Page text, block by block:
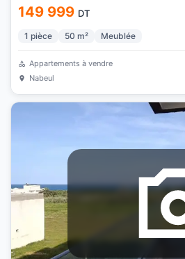
149 999 DT
1 pièce 50 m² Meublée
Appartements à vendre
Nabeul